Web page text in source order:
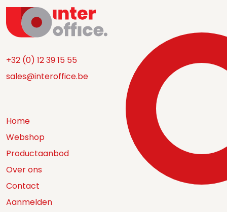
+32 (0) 12 39 15 55
sales@interoffice.be
Home
Webshop
Productaanbod
Over ons
Contact
Aanmelden